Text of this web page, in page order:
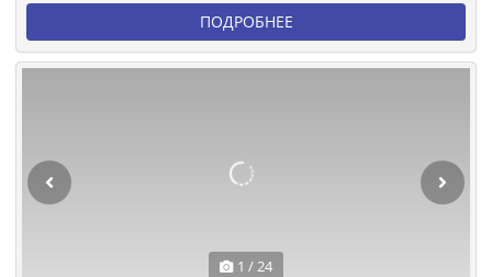
ПОДРОБНЕЕ
1 / 24